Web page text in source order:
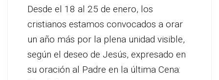
Desde el 18 al 25 de enero, los
cristianos estamos convocados a orar
un año más por la plena unidad visible,
según el deseo de Jesús, expresado en
su oración al Padre en la última Cena: